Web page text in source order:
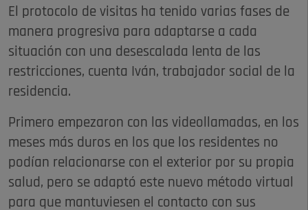
El protocolo de visitas ha tenido varias fases de
manera progresiva para adaptarse a cada
situación con una desescalada lenta de las
restricciones, cuenta Iván, trabajador social de la
residencia.
Primero empezaron con las videollamadas, en los
meses más duros en los que los residentes no
podían relacionarse con el exterior por su propia
salud, pero se adaptó este nuevo método virtual
para que mantuviesen el contacto con sus